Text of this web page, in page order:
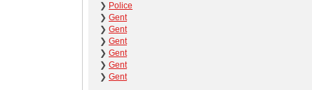
❯ Police
❯ Gent
❯ Gent
❯ Gent
❯ Gent
❯ Gent
❯ Gent